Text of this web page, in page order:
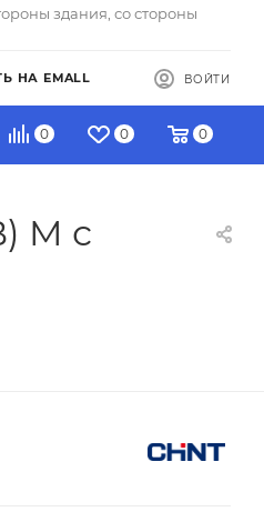
здания, со стороны
НА EMALL ВОЙТИ
0 0 0
M с